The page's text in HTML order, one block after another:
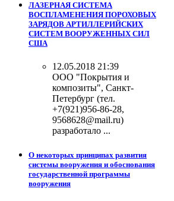
ЛАЗЕРНАЯ СИСТЕМА
ВОСПЛАМЕНЕНИЯ ПОРОХОВЫХ
ЗАРЯДОВ АРТИЛЛЕРИЙСКИХ
СИСТЕМ ВООРУЖЕННЫХ СИЛ
США
12.05.2018 21:39
ООО "Покрытия и
композиты", Санкт-
Петербург (тел.
+7(921)956-86-28,
9568628@mail.ru)
разработало ...
О некоторых принципах развития
системы вооружения и обоснования
государственной программы
вооружения